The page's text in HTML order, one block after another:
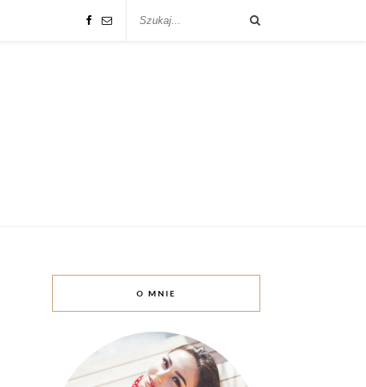
O MNIE